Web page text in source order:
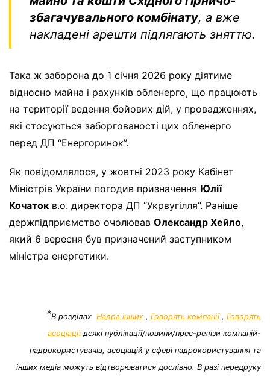
збагачувального комбінату, а вже
накладені арешти підлягають зняттю.
Така ж заборона до 1 січня 2026 року діятиме
відносно майна і рахунків обленерго, що працюють
на території ведення бойових дій, у провадженнях,
які стосуються заборгованості цих обленерго
перед ДП “Енергоринок”.
Як повідомлялося, у жовтні 2023 року Кабінет
Міністрів України погодив призначення Юлії
Кочаток в.о. директора ДП “Укрвугілля”. Раніше
держпідприємство очолював Олександр Хейло,
який 6 вересня був призначений заступником
міністра енергетики.
*В розділах Надра інших , Говорять компанії, Говорять
асоціаціїдеякі публікації/новини/прес-релізи компаній-
надрокористувачів, асоціацій у сфері надрокористування та
інших медіа можуть відтворюватися дослівно. В разі передруку